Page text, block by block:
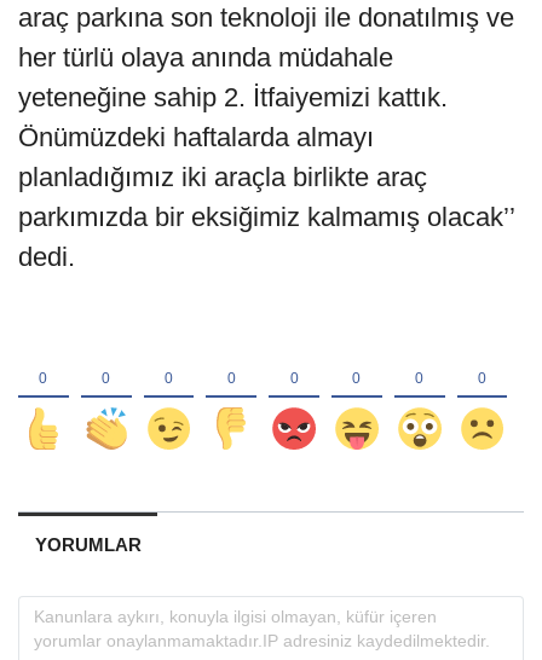
araç parkına son teknoloji ile donatılmış ve
her türlü olaya anında müdahale
yeteneğine sahip 2. İtfaiyemizi kattık.
Önümüzdeki haftalarda almayı
planladığımız iki araçla birlikte araç
parkımızda bir eksiğimiz kalmamış olacak’’
dedi.
YORUMLAR